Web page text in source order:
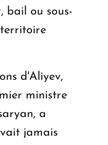
bail ou sous-
d'Aliyev,
ministre
a
jamais